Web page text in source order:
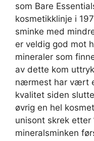
som Bare
kosmetikklinje i
sminke med
er veldig god mot
mineraler som
av dette kom
nærmest har vært
kvalitet siden
øvrig en hel
unisont skrek etter
mineralsminken